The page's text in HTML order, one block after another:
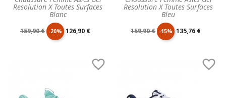
Resolution X Toutes Surfaces
Blanc
Prix
159,90 € -20% Prix
126,90 €
Resolution X Toutes Surfaces
Bleu
Prix
159,90 € -15% Prix
135,76 €
 